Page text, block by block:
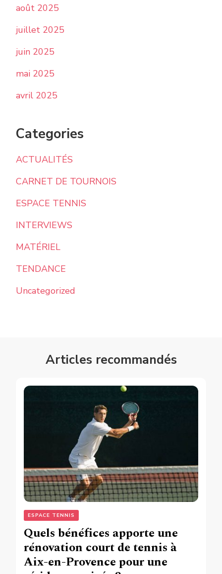
août 2025
juillet 2025
juin 2025
mai 2025
avril 2025
Categories
ACTUALITÉS
CARNET DE TOURNOIS
ESPACE TENNIS
INTERVIEWS
MATÉRIEL
TENDANCE
Uncategorized
Articles recommandés
ESPACE TENNIS
Quels bénéfices apporte une
rénovation court de tennis à
Aix-en-Provence pour une